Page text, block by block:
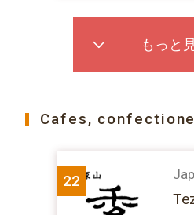
もっと
Cafes,
22